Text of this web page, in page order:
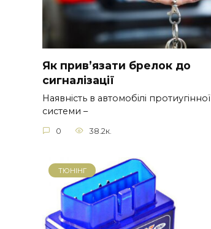
Як прив’язати брелок до
сигналізації
Наявність в автомобілі протиугінної
системи –
0 38.2к.
ТЮНІНГ